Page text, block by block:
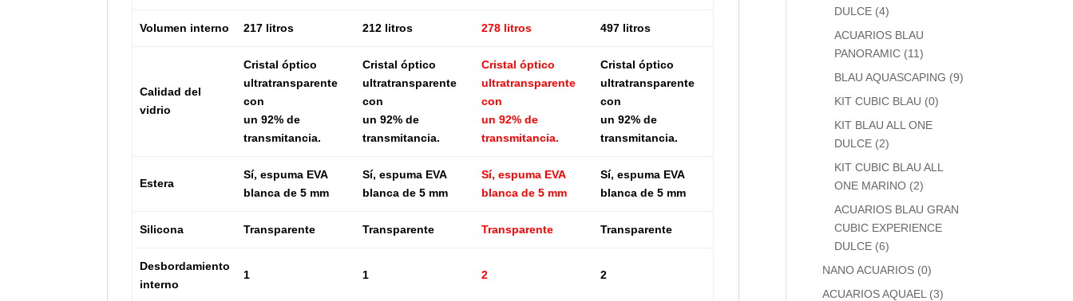
Volumen interno 217 litros 212 litros 278 litros 497 litros
Calidad del
vidrio
Cristal óptico
ultratransparente
con
un 92% de
transmitancia.
Cristal óptico
ultratransparente
con
un 92% de
transmitancia.
Cristal óptico
ultratransparente
con
un 92% de
transmitancia.
Cristal óptico
ultratransparente
con
un 92% de
transmitancia.
Estera
Sí, espuma EVA
blanca de 5 mm
Sí, espuma EVA
blanca de 5 mm
Sí, espuma EVA
blanca de 5 mm
Sí, espuma EVA
blanca de 5 mm
Silicona Transparente Transparente Transparente Transparente
Desbordamiento
interno
1 1 2 2
DULCE (4)
ACUARIOS BLAU
PANORAMIC (11)
BLAU AQUASCAPING (9)
KIT CUBIC BLAU (0)
KIT BLAU ALL ONE
DULCE (2)
KIT CUBIC BLAU ALL
ONE MARINO (2)
ACUARIOS BLAU GRAN
CUBIC EXPERIENCE
DULCE (6)
NANO ACUARIOS (0)
ACUARIOS AQUAEL (3)